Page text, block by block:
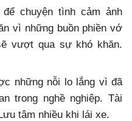
chuyện tình cảm ảnh
vì những buồn phiền vớ
vượt qua sự khó khăn.
những nỗi lo lắng vì đã
trong nghề nghiệp. Tài
tâm nhiều khi lái xe.